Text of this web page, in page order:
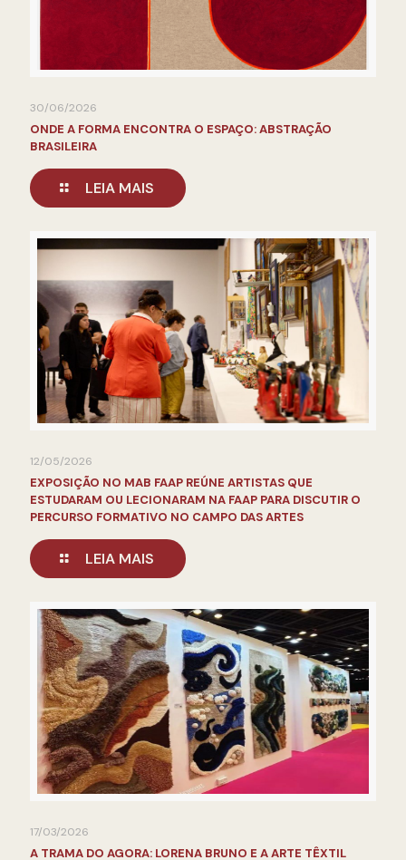
30/06/2026
ONDE A FORMA ENCONTRA O ESPAÇO: ABSTRAÇÃO
BRASILEIRA
LEIA MAIS
12/05/2026
EXPOSIÇÃO NO MAB FAAP REÚNE ARTISTAS QUE
ESTUDARAM OU LECIONARAM NA FAAP PARA DISCUTIR O
PERCURSO FORMATIVO NO CAMPO DAS ARTES
LEIA MAIS
17/03/2026
A TRAMA DO AGORA: LORENA BRUNO E A ARTE TÊXTIL